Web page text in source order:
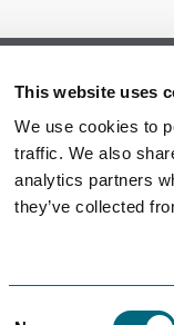
This website uses
We use cookies to
traffic. We also
analytics partners
they’ve collected